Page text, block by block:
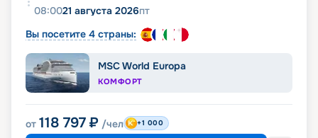
08:0021 августа 2026пт
Вы посетите 4 страны:
MSC World Europa
КОМФОРТ
от 118 797 ₽ /чел +1 000